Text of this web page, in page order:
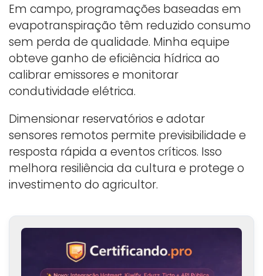
Em campo, programações baseadas em
evapotranspiração têm reduzido consumo
sem perda de qualidade. Minha equipe
obteve ganho de eficiência hídrica ao
calibrar emissores e monitorar
condutividade elétrica.
Dimensionar reservatórios e adotar
sensores remotos permite previsibilidade e
resposta rápida a eventos críticos. Isso
melhora resiliência da cultura e protege o
investimento do agricultor.